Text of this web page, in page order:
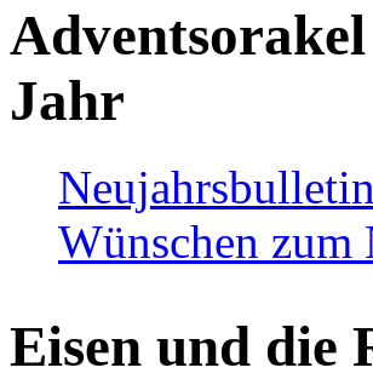
Adventsorakel
Jahr
Wünschen zum
Eisen und die